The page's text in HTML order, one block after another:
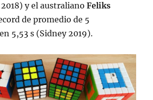
2018) y el australianoFeliks
de promedio de 5
5,53 s (Sidney 2019).